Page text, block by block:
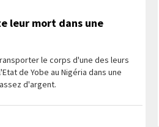
leur mort dans une
le corps d'une des leurs
de Yobe au Nigéria dans une
d'argent.